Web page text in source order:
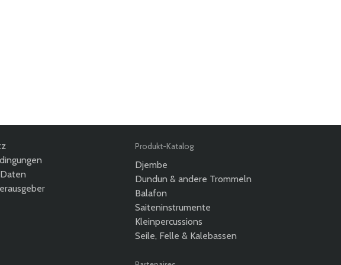
Produkt-Katalog
Djembe
Dundun & andere Trommeln
Balafon
Saiteninstrumente
Kleinpercussions
Seile, Felle & Kalebassen